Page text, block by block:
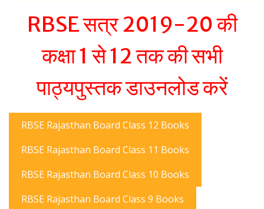
RBSE सत्र 2019-20 की
कक्षा 1 से 12 तक की सभी
पाठ्यपुस्तक डाउनलोड करें
RBSE Rajasthan Board Class 12 Books
RBSE Rajasthan Board Class 11 Books
RBSE Rajasthan Board Class 10 Books
RBSE Rajasthan Board Class 9 Books